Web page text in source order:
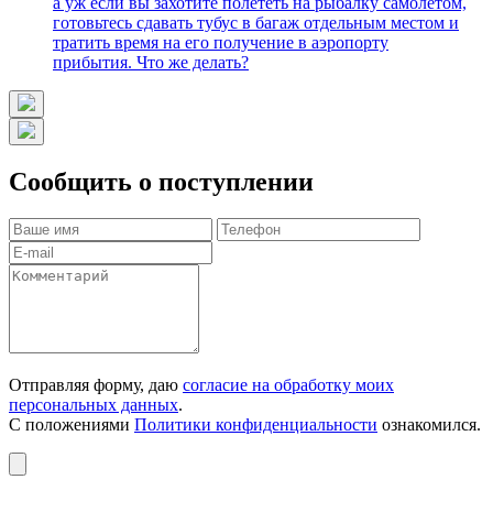
готовьтесь сдавать тубус в багаж отдельным местом и
тратить время на его получение в аэропорту
прибытия. Что же делать?
Сообщить о поступлении
Отправляя форму, даю согласие на обработку моих
персональных данных.
С положениями Политики конфиденциальности ознакомился.